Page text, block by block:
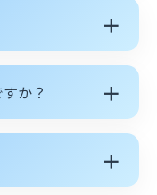
＋
か？ ＋
＋